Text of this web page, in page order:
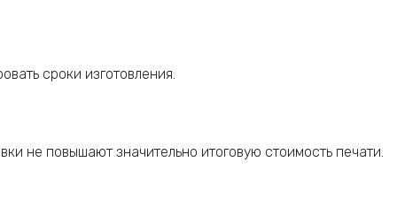
сроки изготовления.
не повышают значительно итоговую стоимость печати.